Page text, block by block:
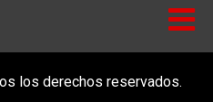
los derechos reservados.